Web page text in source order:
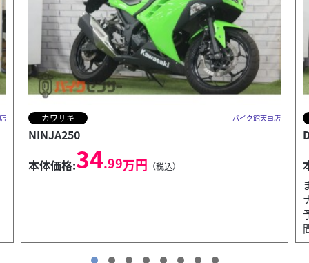
ホンダ バイク館天白店
Dio 110 Basic
本体価格:17.99万円 （税込）